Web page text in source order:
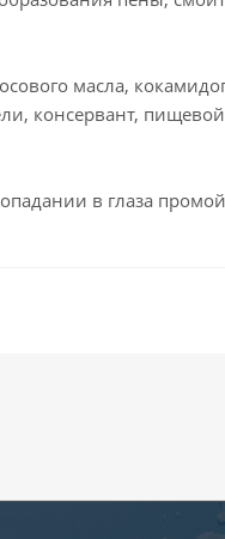
масла,
консервант,
в глаза